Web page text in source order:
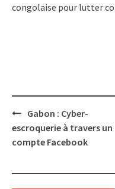
congolaise pour lutter
Post
navigation
Gabon : Cyber-
escroquerie à travers un
compte Facebook